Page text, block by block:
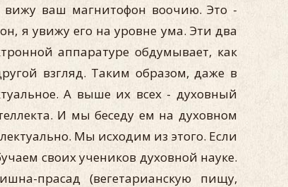
вижу ваш магнитофон воочию. Это -
я увижу его на уровне ума. Эти два
аппаратуре обдумывает, как
взгляд. Таким образом, даже в
А выше их всех - духовный
И мы беседу ем на духовном
Мы исходим из этого. Если
своих учеников духовной науке.
прасад (вегетарианскую пищу,